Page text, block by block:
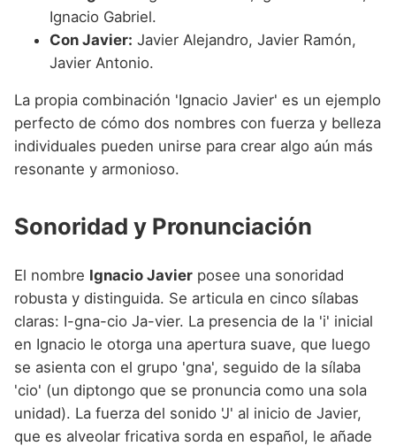
Ignacio Gabriel.
Con Javier: Javier Alejandro, Javier Ramón,
Javier Antonio.
La propia combinación 'Ignacio Javier' es un ejemplo
perfecto de cómo dos nombres con fuerza y belleza
individuales pueden unirse para crear algo aún más
resonante y armonioso.
Sonoridad y Pronunciación
El nombre Ignacio Javier posee una sonoridad
robusta y distinguida. Se articula en cinco sílabas
claras: I-gna-cio Ja-vier. La presencia de la 'i' inicial
en Ignacio le otorga una apertura suave, que luego
se asienta con el grupo 'gna', seguido de la sílaba
'cio' (un diptongo que se pronuncia como una sola
unidad). La fuerza del sonido 'J' al inicio de Javier,
que es alveolar fricativa sorda en español, le añade